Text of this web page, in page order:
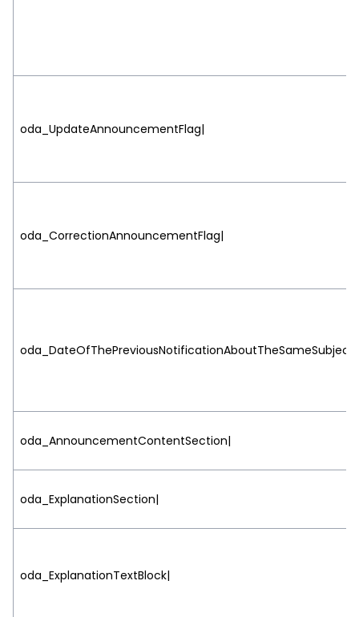
oda_UpdateAnnouncementFlag|
oda_CorrectionAnnouncementFlag|
oda_AnnouncementContentSection|
oda_ExplanationSection|
oda_ExplanationTextBlock|